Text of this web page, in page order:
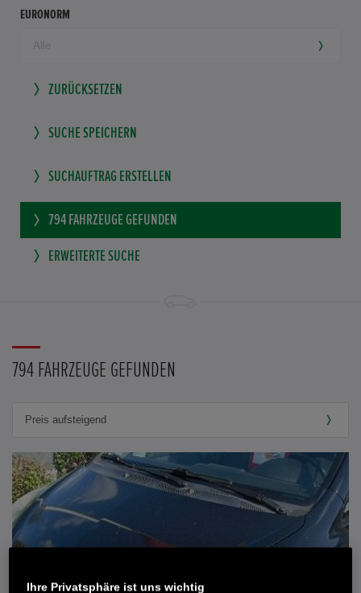
EURONORM
ZURÜCKSETZEN
SUCHE SPEICHERN
SUCHAUFTRAG ERSTELLEN
794 FAHRZEUGE GEFUNDEN
ERWEITERTE SUCHE
794 FAHRZEUGE GEFUNDEN
Ihre Privatsphäre ist uns wichtig